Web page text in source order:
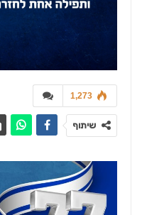
1,273
שיתוף